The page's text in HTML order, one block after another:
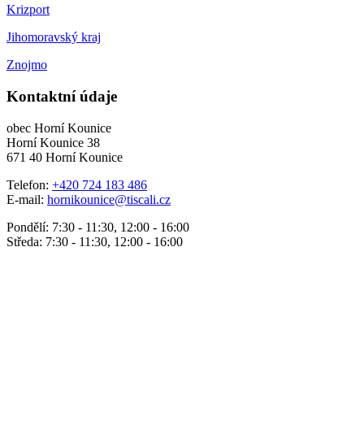
Krizport
Jihomoravský kraj
Znojmo
Kontaktní údaje
obec Horní Kounice
Horní Kounice 38
671 40 Horní Kounice
Telefon: +420 724 183 486
E-mail: hornikounice@tiscali.cz
Pondělí: 7:30 - 11:30, 12:00 - 16:00
Středa: 7:30 - 11:30, 12:00 - 16:00